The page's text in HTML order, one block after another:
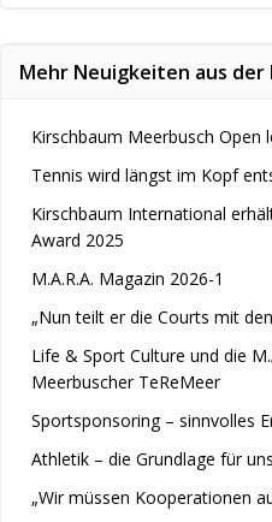
Mehr Neuigkeiten aus der
Kirschbaum Meerbusch Open
Tennis wird längst im Kopf
Kirschbaum International
Award 2025
M.A.R.A. Magazin 2026-1
„Nun teilt er die Courts mit
Life & Sport Culture und die
Meerbuscher TeReMeer
Sportsponsoring – sinnvolles
Athletik – die Grundlage für
„Wir müssen Kooperationen